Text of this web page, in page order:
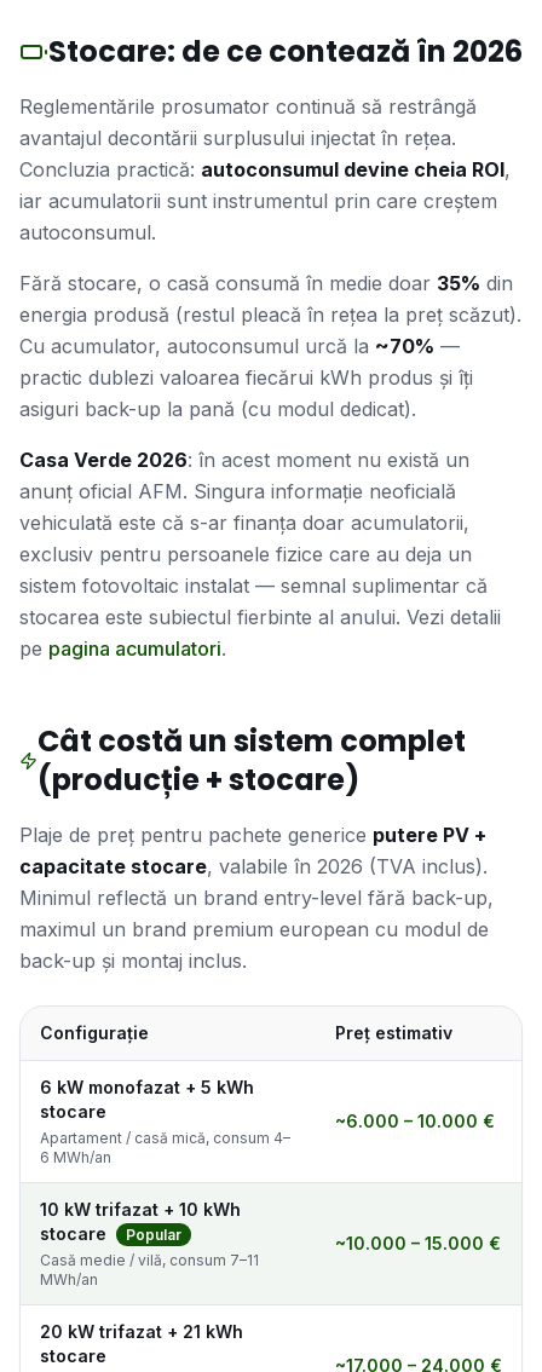
Stocare: de ce contează în 2026
Reglementările prosumator continuă să restrângă
avantajul decontării surplusului injectat în rețea.
Concluzia practică: autoconsumul devine cheia ROI,
iar acumulatorii sunt instrumentul prin care creștem
autoconsumul.
Fără stocare, o casă consumă în medie doar 35% din
energia produsă (restul pleacă în rețea la preț scăzut).
Cu acumulator, autoconsumul urcă la ~70% —
practic dublezi valoarea fiecărui kWh produs și îți
asiguri back-up la pană (cu modul dedicat).
Casa Verde 2026: în acest moment nu există un
anunț oficial AFM. Singura informație neoficială
vehiculată este că s-ar finanța doar acumulatorii,
exclusiv pentru persoanele fizice care au deja un
sistem fotovoltaic instalat — semnal suplimentar că
stocarea este subiectul fierbinte al anului. Vezi detalii
pe pagina acumulatori.
Cât costă un sistem complet
(producție + stocare)
Plaje de preț pentru pachete generice putere PV +
capacitate stocare, valabile în 2026 (TVA inclus).
Minimul reflectă un brand entry-level fără back-up,
maximul un brand premium european cu modul de
back-up și montaj inclus.
Configurație Preț estimativ
6 kW monofazat + 5 kWh
stocare
Apartament / casă mică, consum 4–
6 MWh/an
~6.000 – 10.000 €
10 kW trifazat + 10 kWh
stocare
Popular
Casă medie / vilă, consum 7–11
MWh/an
~10.000 – 15.000 €
20 kW trifazat + 21 kWh
stocare
~17.000 – 24.000 €